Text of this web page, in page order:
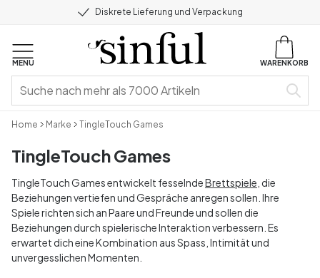
Diskrete Lieferung und Verpackung
MENU WARENKORB
Home Marke TingleTouch Games
TingleTouch Games
TingleTouch Games entwickelt fesselndeBrettspiele , die
Beziehungen vertiefen und Gespräche anregen sollen. Ihre
Spiele richten sich an Paare und Freunde und sollen die
Beziehungen durch spielerische Interaktion verbessern. Es
erwartet dich eine Kombination aus Spass, Intimität und
unvergesslichen Momenten.